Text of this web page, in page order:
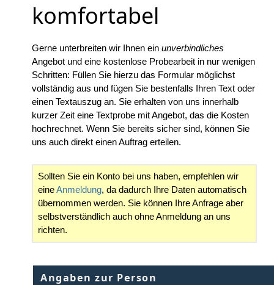
komfortabel
Gerne unterbreiten wir Ihnen einunverbindliches
Angebot und eine kostenlose Probearbeit in nur wenigen
Schritten: Füllen Sie hierzu das Formular möglichst
vollständig aus und fügen Sie bestenfalls Ihren Text oder
einen Textauszug an. Sie erhalten von uns innerhalb
kurzer Zeit eine Textprobe mit Angebot, das die Kosten
hochrechnet. Wenn Sie bereits sicher sind, können Sie
uns auch direkt einen Auftrag erteilen.
Sollten Sie ein Konto bei uns haben, empfehlen wir
eineAnmeldung, da dadurch Ihre Daten automatisch
übernommen werden. Sie können Ihre Anfrage aber
selbstverständlich auch ohne Anmeldung an uns
richten.
Angaben zur Person